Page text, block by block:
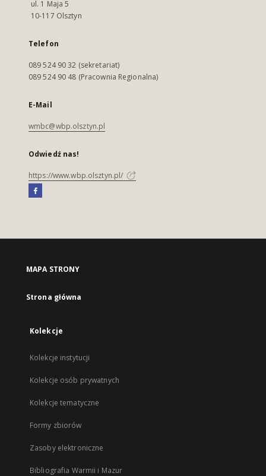
ul. 1 Maja 5
10-117 Olsztyn
Telefon
089 524 90 32 (sekretariat)
089 524 90 48 (Pracownia Regionalna)
E-Mail
wmbc@wbp.olsztyn.pl
Odwiedź nas!
https://www.wbp.olsztyn.pl/
MAPA STRONY
Strona główna
Kolekcje
Kolekcje instytucji
Kolekcje osób prywatnych
Kolekcje tematyczne
Formy zbiorów
Zasoby elektroniczne
Bibliografia Warmii i Mazur